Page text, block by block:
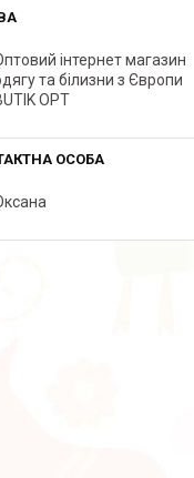
інтернет магазин
та білизни з Європи
OPT